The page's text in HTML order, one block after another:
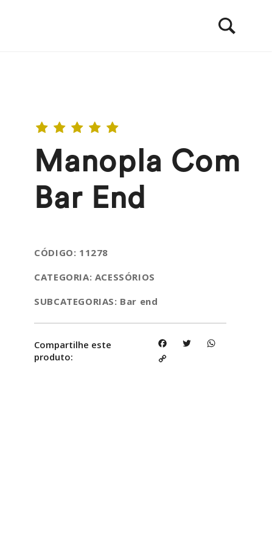
Manopla Com
Bar End
CÓDIGO: 11278
CATEGORIA: ACESSÓRIOS
SUBCATEGORIAS: Bar end
Compartilhe este
produto:
FacebookTwitter